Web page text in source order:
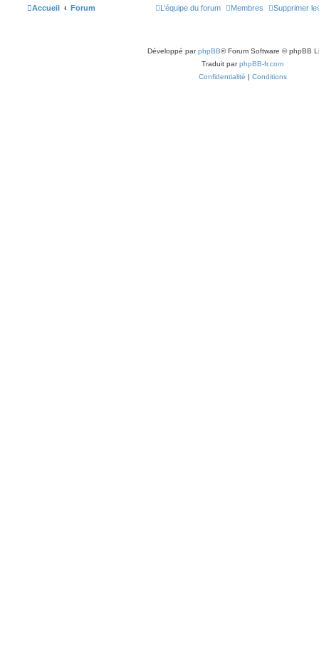
Accueil Forum Supprimer
Membres
L’équipe du forum
Développé parphpBB® Forum Software © phpBB
Traduit parphpBB-fr.com
Confidentialité | Conditions